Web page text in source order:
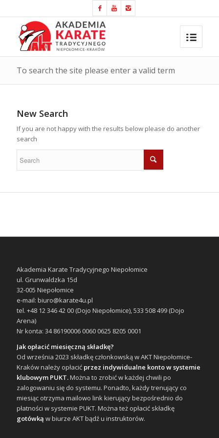
To search the site please enter a valid term
New Search
If you are not happy with the results below please do another
search
Akademia Karate Tradycyjnego Niepołomice
ul. Grunwaldzka 15d
32-005 Niepołomice
e-mail: biuro@karate4u.pl
tel. +48 12 346 42 00 (Dojo Niepołomice), 533 508 499 (Dojo
Arena)
Nr konta: 34 86190006 0060 0625 8205 0001
Jak opłacić miesięczną składkę?
Od września 2023 składkę członkowską w AKT Niepołomice-
Kraków należy opłacić przez indywidualne konto w systemie
klubowym PUKT.Można to zrobić w każdej chwili po
zalogowaniu się do systemu. Ponadto, każdy trenujący co
miesiąc otrzyma mailowo link kierujący bezpośrednio do
płatności w systemie PUKT. Można też opłacić składkę
gotówką w biurze AKT bądź u instruktorów.